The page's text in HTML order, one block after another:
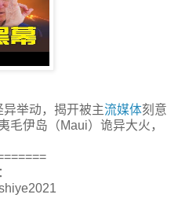
举动，揭开被主流媒体刻意
毛伊岛（Maui）诡异大火，